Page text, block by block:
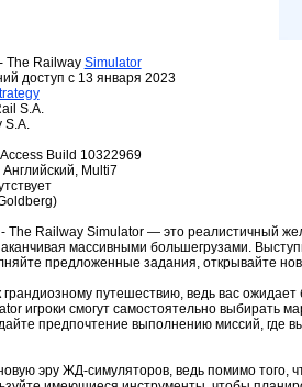
The Railway Simulator
доступ с 13 января 2023
S.A.
S.A.
Access Build 10322969
Английский, Multi7
The Railway Simulator — это реалистичный
массивными большегрузами.
предложенные задания, открывайте
грандиозному путешествию, ведь вас
игроки смогут самостоятельно выбирать
предпочтение выполнению миссий, где
эру ЖД-симуляторов, ведь помимо того,